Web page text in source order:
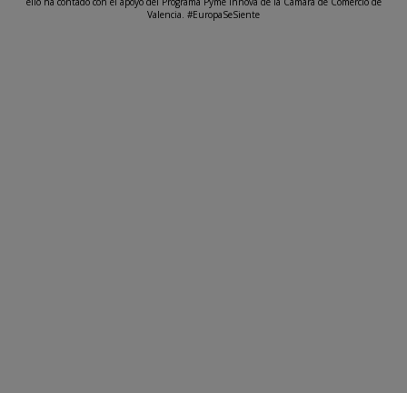
Valencia. #EuropaSeSiente